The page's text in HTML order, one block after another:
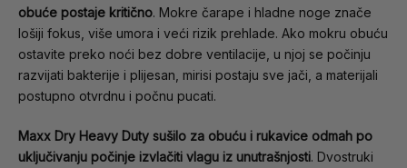
obuće postaje kritično. Mokre čarape i hladne noge znače
lošiji fokus, više umora i veći rizik prehlade. Ako mokru obuću
ostavite preko noći bez dobre ventilacije, u njoj se počinju
razvijati bakterije i plijesan, mirisi postaju sve jači, a materijali
postupno otvrdnu i počnu pucati.
Maxx Dry Heavy Duty sušilo za obuću i rukavice odmah po
uključivanju počinje izvlačiti vlagu iz unutrašnjosti. Dvostruki